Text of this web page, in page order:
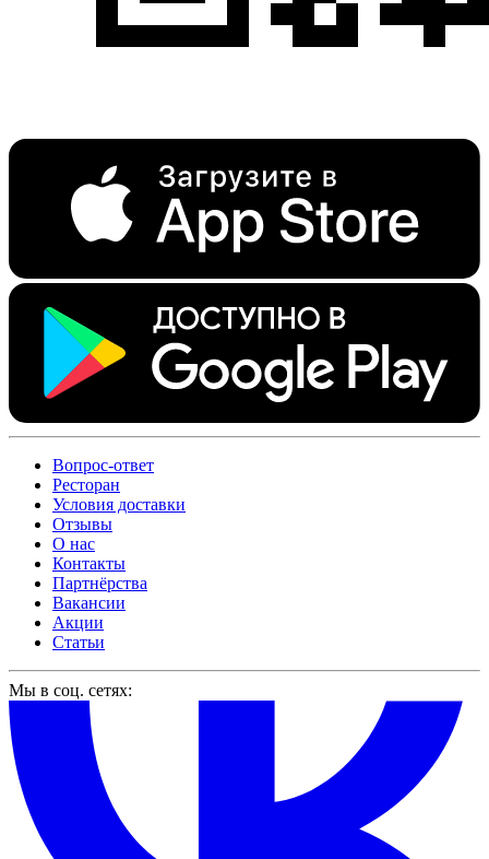
Вопрос-ответ
Ресторан
Условия доставки
Отзывы
О нас
Контакты
Партнёрства
Вакансии
Акции
Статьи
Мы в соц. сетях: